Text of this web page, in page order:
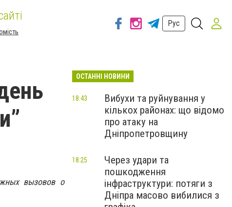
Рус
вызовов о
ОСТАННІ НОВИНИ
Вибухи та руйнування у
кількох районах: що відомо
про атаку на
Дніпропетровщину
18:43
Через удари та
пошкодження
інфраструктури: потяги з
Дніпра масово вибилися з
18:25